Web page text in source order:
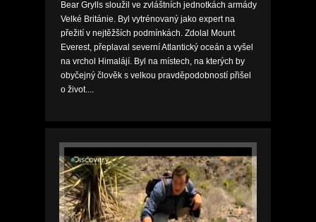
Bear Grylls sloužil ve zvláštních jednotkách armády
Velké Británie. Byl vytrénovaný jako expert na
přežití v nejtěžších podmínkách. Zdolal Mount
Everest, přeplaval severní Atlantický oceán a vyšel
na vrchol Himalájí. Byl na místech, na kterých by
obyčejný člověk s velkou pravděpodobností přišel
o život....